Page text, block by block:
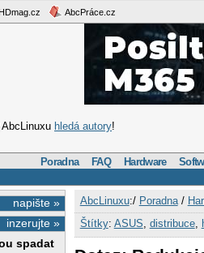
HDmag.cz AbcPráce.cz
AbcLinuxu hledá autory!
Poradna FAQ Hardware
napište »
inzerujte »
spadat
AbcLinuxu:/ Poradna/
Štítky: ASUS distribuce,